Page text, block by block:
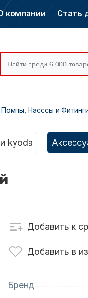
компании Стать
ПЛМ
Помпы, Насосы и Фитинги
kyoda
Добавить к
Добавить в
Бренд